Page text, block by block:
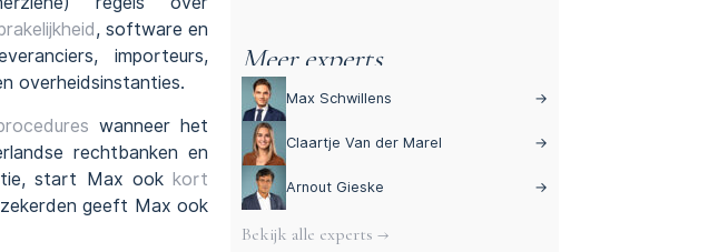
, software en
importeurs,
overheidsinstanties.
wanneer het
rechtbanken en
start Max ook kort
geeft Max ook
Meer experts
Max Schwillens →
Claartje Van der Marel →
Arnout Gieske →
Bekijk alle experts →